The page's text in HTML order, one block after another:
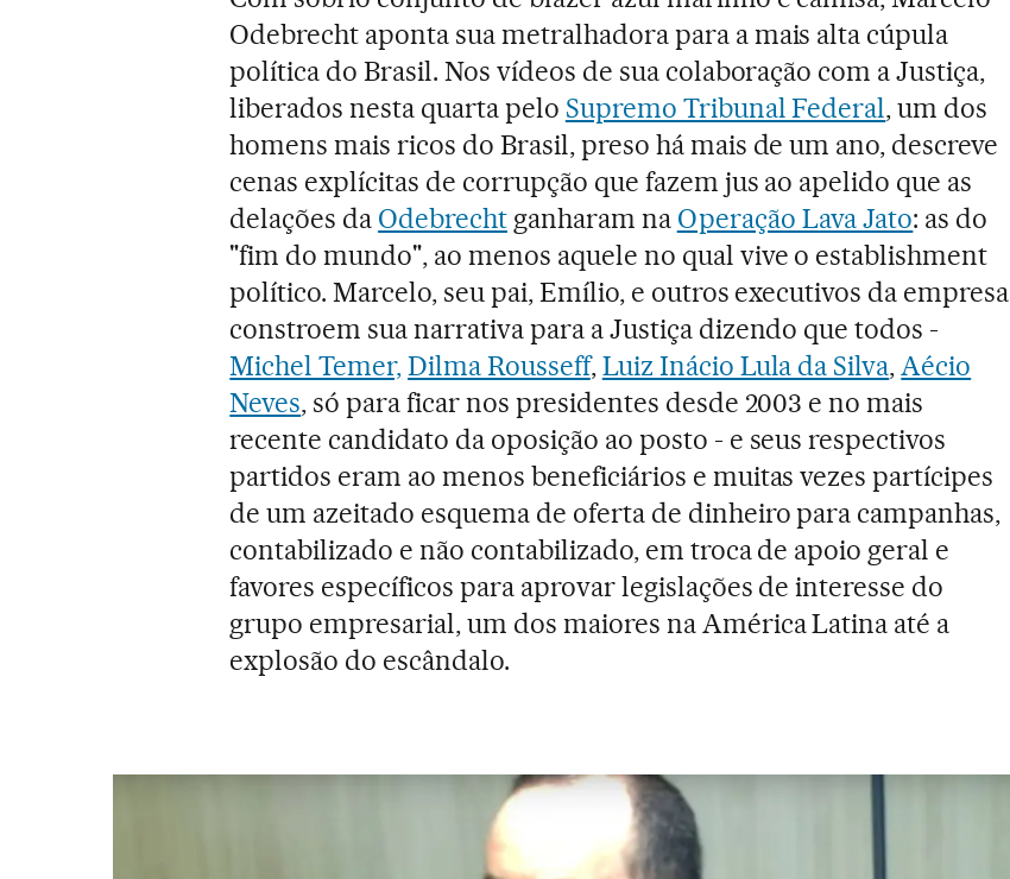
Odebrecht aponta sua metralhadora para a mais alta cúpula
política do Brasil. Nos vídeos de sua colaboração com a Justiça,
liberados nesta quarta pelo Supremo Tribunal Federal, um dos
homens mais ricos do Brasil, preso há mais de um ano, descreve
cenas explícitas de corrupção que fazem jus ao apelido que as
delações da Odebrechtganharam na Operação Lava Jato: as do
"fim do mundo", ao menos aquele no qual vive o establishment
político. Marcelo, seu pai, Emílio, e outros executivos da empresa
constroem sua narrativa para a Justiça dizendo que todos -
Michel Temer,Dilma Rousseff,Luiz Inácio Lula da Silva,Aécio
Neves, só para ficar nos presidentes desde 2003 e no mais
recente candidato da oposição ao posto - e seus respectivos
partidos eram ao menos beneficiários e muitas vezes partícipes
de um azeitado esquema de oferta de dinheiro para campanhas,
contabilizado e não contabilizado, em troca de apoio geral e
favores específicos para aprovar legislações de interesse do
grupo empresarial, um dos maiores na América Latina até a
explosão do escândalo.